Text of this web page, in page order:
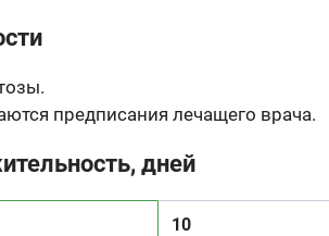
предписания лечащего врача.
дней
10